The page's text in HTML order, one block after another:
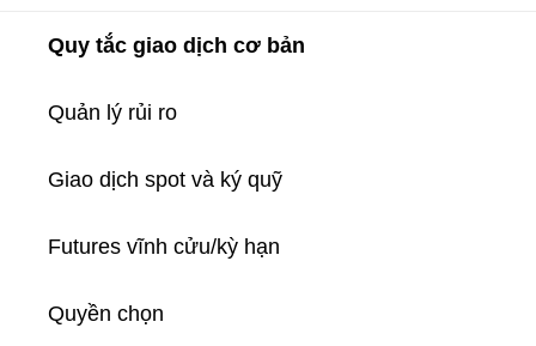
Quy tắc giao dịch cơ bản
Quản lý rủi ro
Giao dịch spot và ký quỹ
Futures vĩnh cửu/kỳ hạn
Quyền chọn